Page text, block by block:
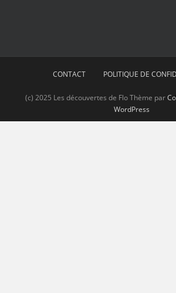
CONTACT POLITIQUE DE
(c) 2025 Les découvertes de Flo Thème par
WordPress